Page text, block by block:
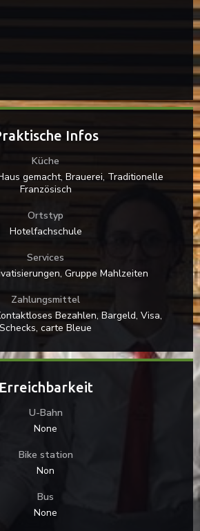
Infos
Küche
gemacht, Brauerei, Traditionelle
Französisch
Ortstyp
Hotelfachschule
Services
Gruppe Mahlzeiten
Zahlungsmittel
Bezahlen, Bargeld, Visa,
Schecks, carte Bleue
Erreichbarkeit
U-Bahn
None
Bike station
Non
Bus
None